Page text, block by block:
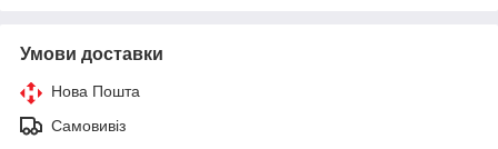
Умови доставки
Нова Пошта
Самовивіз